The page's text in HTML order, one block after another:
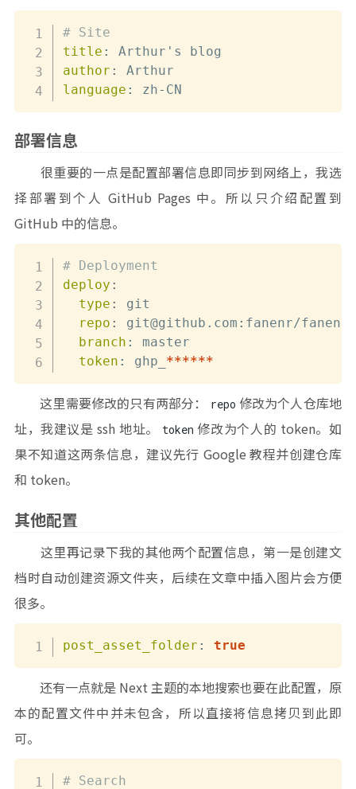
# Site
title :
author :
language : zh- CN
部署信息
很重要的一点是配置部署信息即同步到网络上，我选
择部署到个人 GitHub Pages 中。所以只介绍配置到
GitHub 中的信息。
# Deployment
deploy :
type :
git
repo : git@github.com : fanenr/
branch :
master
token : ghp_ ******
这里需要修改的只有两部分： repo 修改为个人仓库地
址，我建议是 ssh 地址。
token 修改为个人的 token。如
果不知道这两条信息，建议先行 Google 教程并创建仓库
和 token。
其他配置
这里再记录下我的其他两个配置信息，第一是创建文
档时自动创建资源文件夹，后续在文章中插入图片会方便
很多。
post_asset_folder : true
还有一点就是 Next 主题的本地搜索也要在此配置，原
本的配置文件中并未包含，所以直接将信息拷贝到此即
可。
# Search